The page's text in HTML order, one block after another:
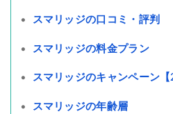
スマリッジの口コミ・評判
スマリッジの料金プラン
スマリッジのキャンペーン【
スマリッジの年齢層